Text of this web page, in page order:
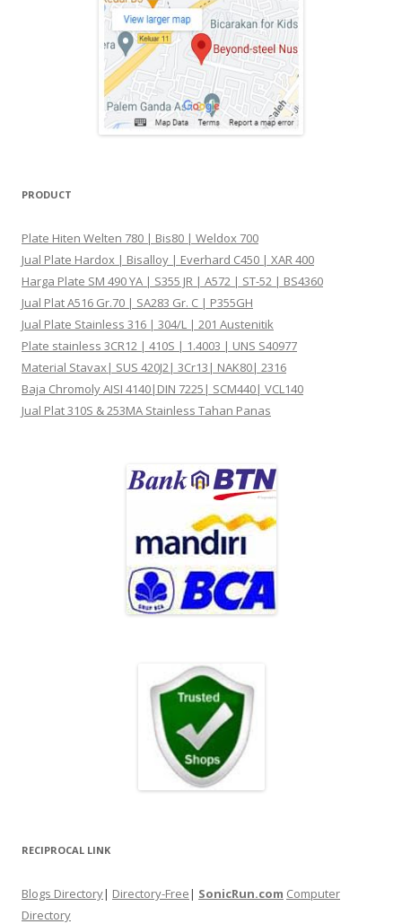
PRODUCT
Plate Hiten Welten 780 | Bis80 | Weldox 700
Jual Plate Hardox | Bisalloy | Everhard C450 | XAR 400
Harga Plate SM 490 YA | S355 JR | A572 | ST-52 | BS4360
Jual Plat A516 Gr.70 | SA283 Gr. C | P355GH
Jual Plate Stainless 316 | 304/L | 201 Austenitik
Plate stainless 3CR12 | 410S | 1.4003 | UNS S40977
Material Stavax| SUS 420J2| 3Cr13| NAK80| 2316
Baja Chromoly AISI 4140|DIN 7225| SCM440| VCL140
Jual Plat 310S & 253MA Stainless Tahan Panas
RECIPROCAL LINK
Blogs Directory| Directory-Free| SonicRun.com Computer
Directory